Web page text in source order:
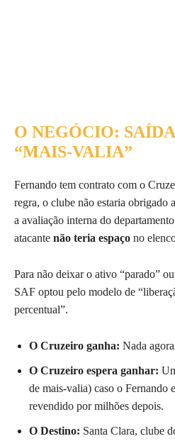
O NEGÓCIO:
“MAIS-VALIA”
Fernando tem contrato com o
regra, o clube não estaria obrigado
a avaliação interna do
atacante não teria espaço no
Para não deixar o ativo “parado”
SAF optou pelo modelo de
percentual”.
O Cruzeiro ganha: Nada
O Cruzeiro espera ganhar:
de mais-valia) caso o Fernando
revendido por milhões depois.
O Destino: Santa Clara, clube